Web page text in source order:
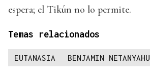
espera; el Tikún no lo permite.
Temas relacionados
EUTANASIA BENJAMIN NETANYAHU